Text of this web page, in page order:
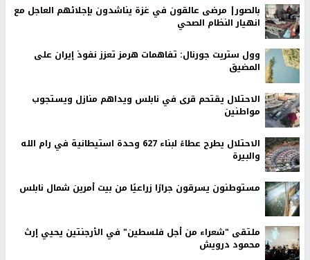
بالصور| مرضى عالقون في غزة يناشدون بإجلائهم العاجل مع
انهيار النظام الصحي
وول ستريت جورنال: تفاهمات هرمز تعزز نفوذ إيران على
المضيق
الاحتلال يقتحم قرى في نابلس ويداهم منازل ويستجوب
مواطنين
الاحتلال يطرح عطاءً لبناء 627 وحدة استيطانية في رام الله
والبيرة
مستوطنون يسرقون جرارًا زراعيًا من بيت أمرين شمال نابلس
ملتقى "شعراء من أجل فلسطين" في الأرجنتين يحيي إرث
محمود درويش